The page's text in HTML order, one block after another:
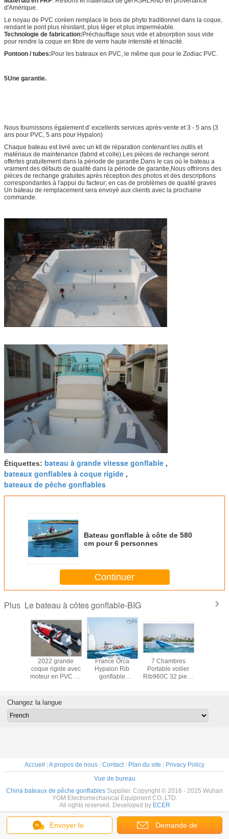
d'Amérique.
Le noyau de PVC coréen remplace le bois de phyto traditionnel dans la coque,
rendant le pont plus résistant, plus léger et plus imperméable.
Technologie de fabrication:Préchauffage sous vide et absorption sous vide
pour rendre la coque en fibre de verre haute intensité et ténacité.
Pontoon / tubes:Pour les bateaux en PVC, le même que pour le Zodiac PVC.
5Une garantie.
Nous fournissons également d' excellents services après-vente et 3 - 5 ans (3
ans pour PVC, 5 ans pour Hypalon)
Chaque bateau est livré avec un kit de réparation contenant les outils et
matériaux de maintenance (fabrid et colle).Les pièces de rechange seront
offertes gratuitement dans la période de garantie.Dans le cas où le bateau a
vraiment des défauts de qualité dans la période de garantie,Nous offrirons des
pièces de rechange gratuites après réception des photos et des descriptions
correspondantes à l'appui du facteur; en cas de problèmes de qualité graves
Un bateau de remplacement sera envoyé aux clients avec la prochaine
commande.
Étiquettes: bateau à grande vitesse gonflable ,
bateaux gonflables à coque rigide ,
bateaux de pêche gonflables
Bateau gonflable à côte de 580
cm pour 6 personnes
Continuer
Plus Le bateau à côtes gonflable-BIG
côte
480D
2022 grande
coque rigide avec
moteur en PVC de
terrasse en gris
clair RIB520C
France Orca
Hypalon Rib
gonflable
7 Chambres
Portable voilier
Rib960C 32 pieds
arrière
Envoyer le Demande de
Changez la langue
Accueil A propos de nous Contact| Plan du site
Privacy Policy
Vue de bureau
China bateaux de pêche gonflables Supplier. Copyright © 2016 - 2025 Wuhan
YGM Electromechanical Equipment CO.,LTD.
All rights reserved. Developed by ECER